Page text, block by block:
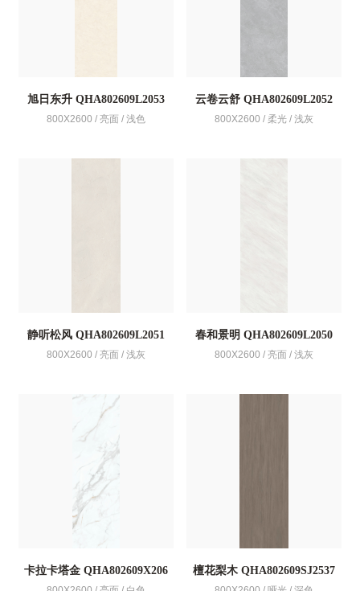
旭日东升 QHA802609L2053
800X2600 / 亮面 / 浅色
云卷云舒 QHA802609L2052
800X2600 / 柔光 / 浅灰
静听松风 QHA802609L2051
800X2600 / 亮面 / 浅灰
春和景明 QHA802609L2050
800X2600 / 亮面 / 浅灰
卡拉卡塔金 QHA802609X206 檀花梨木 QHA802609SJ2537